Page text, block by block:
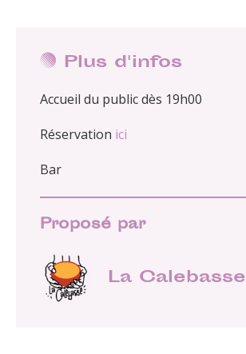
Plus d'infos
Accueil du public dès 19h00
Réservation ici
Bar
Proposé par
La Calebasse